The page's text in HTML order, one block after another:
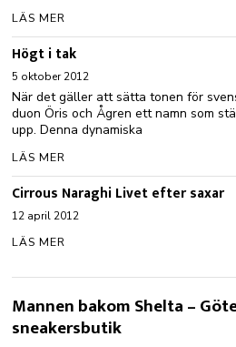
LÄS MER
Högt i tak
5 oktober 2012
När det gäller att sätta tonen för
duon Öris och Ågren ett namn som
upp. Denna dynamiska
LÄS MER
Cirrous Naraghi Livet efter saxar
12 april 2012
LÄS MER
Mannen bakom Shelta –
sneakersbutik